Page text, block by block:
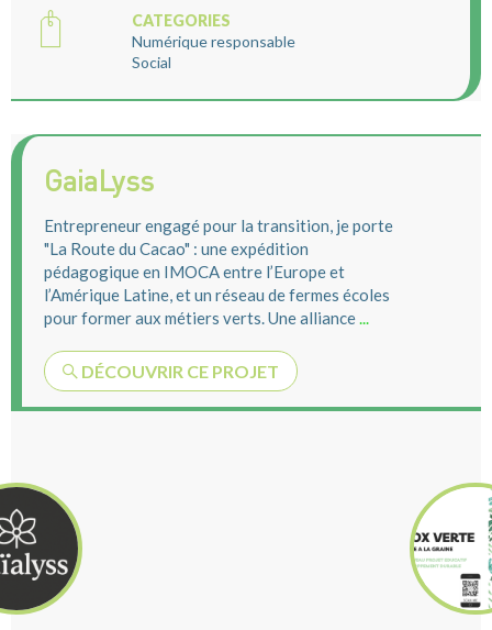
CATEGORIES
Numérique responsable
Social
GaiaLyss
Entrepreneur engagé pour la transition, je porte
"La Route du Cacao" : une expédition
pédagogique en IMOCA entre l’Europe et
l’Amérique Latine, et un réseau de fermes écoles
pour former aux métiers verts. Une alliance...
DÉCOUVRIR CE PROJET